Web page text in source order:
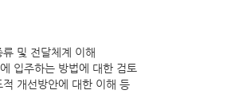
및 전달체계 이해
입주하는 방법에 대한 검토
적 개선방안에 대한 이해 등